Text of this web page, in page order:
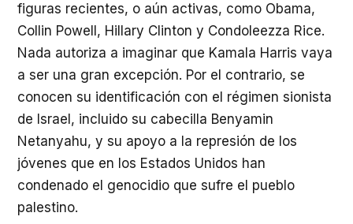
figuras recientes, o aún activas, como Obama,
Collin Powell, Hillary Clinton y Condoleezza Rice.
Nada autoriza a imaginar que Kamala Harris vaya
a ser una gran excepción. Por el contrario, se
conocen su identificación con el régimen sionista
de Israel, incluido su cabecilla Benyamin
Netanyahu, y su apoyo a la represión de los
jóvenes que en los Estados Unidos han
condenado el genocidio que sufre el pueblo
palestino.